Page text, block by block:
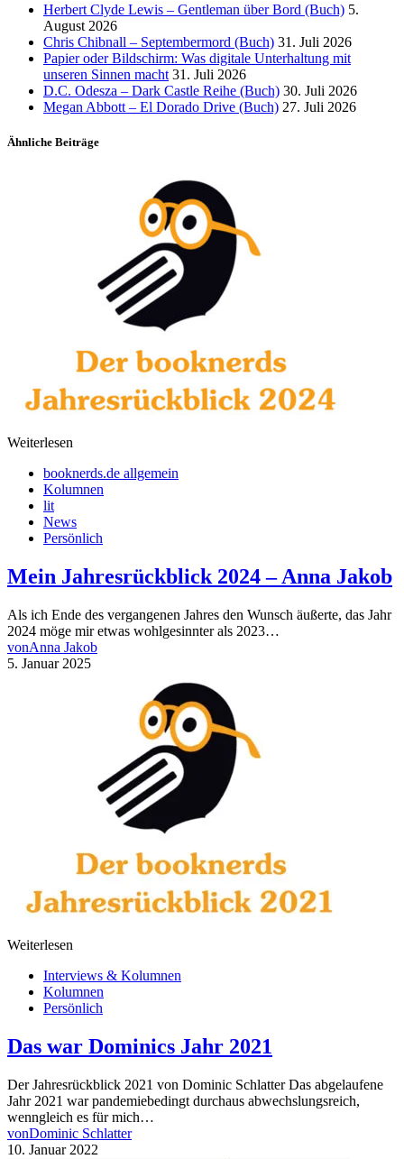
Herbert Clyde Lewis – Gentleman über Bord (Buch) 5.
August 2026
Chris Chibnall – Septembermord (Buch) 31. Juli 2026
Papier oder Bildschirm: Was digitale Unterhaltung mit
unseren Sinnen macht 31. Juli 2026
D.C. Odesza – Dark Castle Reihe (Buch) 30. Juli 2026
Megan Abbott – El Dorado Drive (Buch) 27. Juli 2026
Ähnliche Beiträge
Weiterlesen
booknerds.de allgemein
Kolumnen
lit
News
Persönlich
Mein Jahresrückblick 2024 – Anna Jakob
Als ich Ende des vergangenen Jahres den Wunsch äußerte, das Jahr
2024 möge mir etwas wohlgesinnter als 2023…
vonAnna Jakob
5. Januar 2025
Weiterlesen
Interviews & Kolumnen
Kolumnen
Persönlich
Das war Dominics Jahr 2021
Der Jahresrückblick 2021 von Dominic Schlatter Das abgelaufene
Jahr 2021 war pandemiebedingt durchaus abwechslungsreich,
wenngleich es für mich…
vonDominic Schlatter
10. Januar 2022